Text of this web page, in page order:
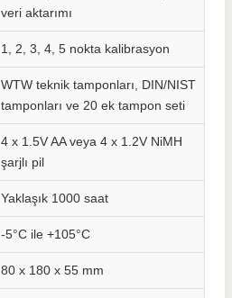
veri aktarımı
1, 2, 3, 4, 5 nokta kalibrasyon
WTW teknik tamponları, DIN/NIST
tamponları ve 20 ek tampon seti
4 x 1.5V AA veya 4 x 1.2V NiMH
şarjlı pil
Yaklaşık 1000 saat
-5°C ile +105°C
80 x 180 x 55 mm